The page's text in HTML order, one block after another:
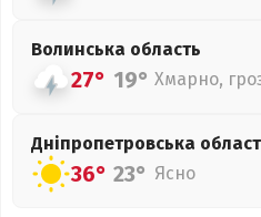
Волинська область
27° 19° Хмарно,
Дніпропетровська
36° 23° Ясно